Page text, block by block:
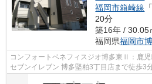
福岡市箱崎線
20分
築16年 / 30.05
福岡県福岡市
コンフォートベネフィスジオ博多東Ⅱ：鹿児
セブンイレブン 博多堅粕3丁目店まで徒歩3